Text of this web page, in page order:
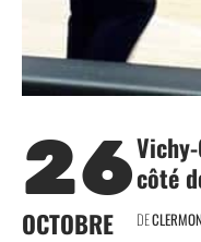
26
OCTOBRE
côté
DE